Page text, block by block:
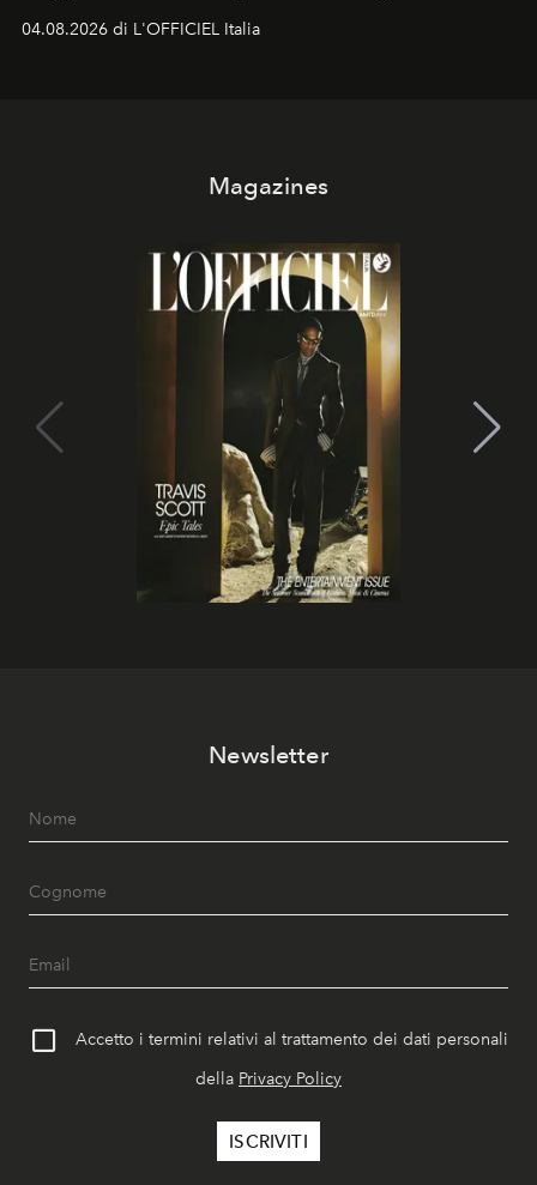
John John Kennedy sono i protagonisti della storia
04.08.2026 di L'OFFICIEL Italia
Magazines
Newsletter
Accetto i termini relativi al trattamento dei dati personali
della Privacy Policy